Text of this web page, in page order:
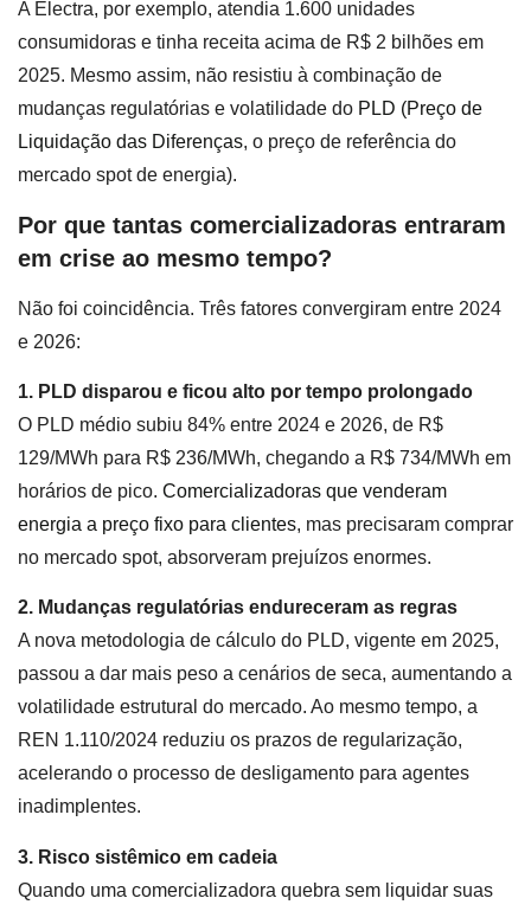
A Electra, por exemplo, atendia 1.600 unidades
consumidoras e tinha receita acima de R$ 2 bilhões em
2025. Mesmo assim, não resistiu à combinação de
mudanças regulatórias e volatilidade do PLD (Preço de
Liquidação das Diferenças, o preço de referência do
mercado spot de energia).
Por que tantas comercializadoras entraram
em crise ao mesmo tempo?
Não foi coincidência. Três fatores convergiram entre 2024
e 2026:
1. PLD disparou e ficou alto por tempo prolongado
O PLD médio subiu 84% entre 2024 e 2026, de R$
129/MWh para R$ 236/MWh, chegando a R$ 734/MWh em
horários de pico. Comercializadoras que venderam
energia a preço fixo para clientes, mas precisaram comprar
no mercado spot, absorveram prejuízos enormes.
2. Mudanças regulatórias endureceram as regras
A nova metodologia de cálculo do PLD, vigente em 2025,
passou a dar mais peso a cenários de seca, aumentando a
volatilidade estrutural do mercado. Ao mesmo tempo, a
REN 1.110/2024 reduziu os prazos de regularização,
acelerando o processo de desligamento para agentes
inadimplentes.
3. Risco sistêmico em cadeia
Quando uma comercializadora quebra sem liquidar suas